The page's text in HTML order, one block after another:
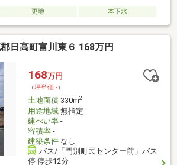
更地 本下水
日高町富川東６ 168万円
168万円
（坪単価:-）
土地面積330m2
用途地域無指定
建ぺい率-
容積率-
建築条件なし
バス/「門別町民センター前」バス
停 停歩12分